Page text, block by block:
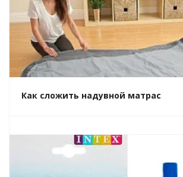
Как сложить надувной матрас